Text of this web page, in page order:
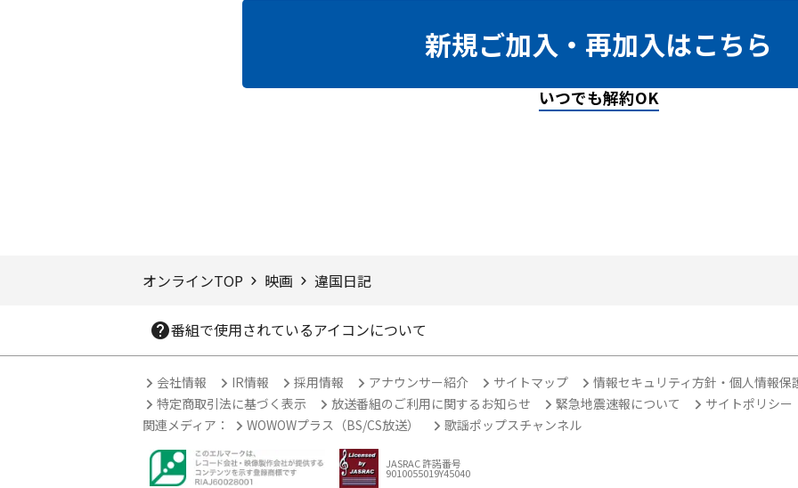
新規ご加入・再加入はこちら
いつでも解約OK
オンラインTOP 映画 違国日記
番組で使用されているアイコンについて
会社情報 IR情報 採用情報 アナウンサー紹介 サイトマップ 情報セキュリティ方針・個人情報保
特定商取引法に基づく表示
放送番組のご利用に関するお知らせ 緊急地震速報について
サイトポリシー
関連メディア：
WOWOWプラス（BS/CS放送） 歌謡ポップスチャンネル
JASRAC 許諾番号
9010055019Y45040